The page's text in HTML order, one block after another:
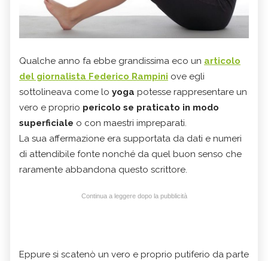
Qualche anno fa ebbe grandissima eco un articolo
del giornalista Federico Rampini ove egli
sottolineava come lo yoga potesse rappresentare un
vero e proprio pericolo se praticato in modo
superficiale o con maestri impreparati.
La sua affermazione era supportata da dati e numeri
di attendibile fonte nonché da quel buon senso che
raramente abbandona questo scrittore.
Continua a leggere dopo la pubblicità
Eppure si scatenò un vero e proprio putiferio da parte